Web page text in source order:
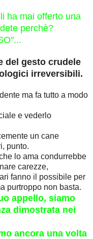
ha mai offerto una
perchè?
del gesto crudele
irreversibili.
ma fa tutto a modo
e vederlo
un cane
punto.
lo ama condurrebbe
carezze,
fanno il possibile per
purtroppo non basta.
appello, siamo
dimostrata nei
ancora una volta